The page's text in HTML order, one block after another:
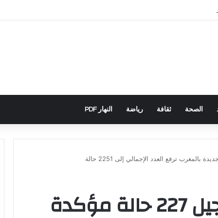
يكشف تورط حملة رقمية جزائرية في أحداث سبتة
الصحة ثقافة رياضة النهار PDF
فيروس كورونا: تسجيل 227 حالة مؤكدة